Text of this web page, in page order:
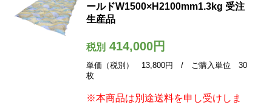
ールドW1500×H2100mm1.3kg 受注
生産品
税別414,000円
単価（税別） 13,800円 / ご購入単位 30
枚
※本商品は別途送料を申し受けしま